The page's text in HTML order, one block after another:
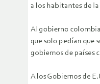
a los habitantes de
Al gobierno
que solo pedían que
gobiernos de países
A los Gobiernos de